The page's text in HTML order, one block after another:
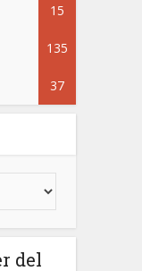
15
135
37
del